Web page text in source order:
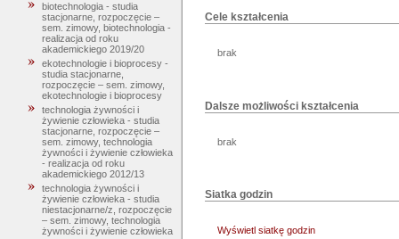
biotechnologia - studia
stacjonarne, rozpoczęcie –
sem. zimowy, biotechnologia -
realizacja od roku
akademickiego 2019/20
ekotechnologie i bioprocesy -
studia stacjonarne,
rozpoczęcie – sem. zimowy,
ekotechnologie i bioprocesy
technologia żywności i
żywienie człowieka - studia
stacjonarne, rozpoczęcie –
sem. zimowy, technologia
żywności i żywienie człowieka
- realizacja od roku
akademickiego 2012/13
technologia żywności i
żywienie człowieka - studia
niestacjonarne/z, rozpoczęcie
– sem. zimowy, technologia
żywności i żywienie człowieka
Cele kształcenia
brak
Dalsze możliwości kształcenia
brak
Siatka godzin
Wyświetl siatkę godzin